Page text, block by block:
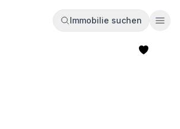
Immobilie suchen